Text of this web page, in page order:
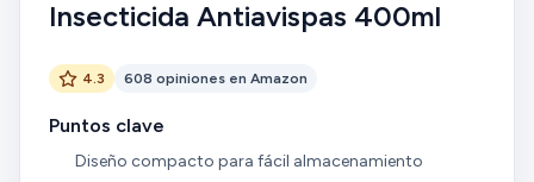
Insecticida Antiavispas 400ml
4.3 608 opiniones en Amazon
Puntos clave
Diseño compacto para fácil almacenamiento